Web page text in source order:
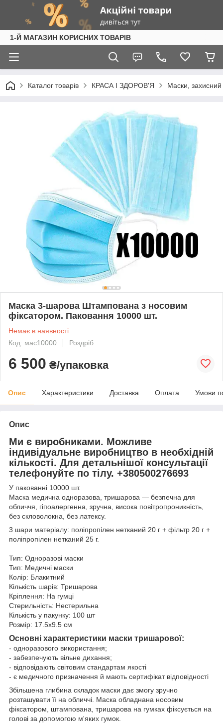
1-Й МАГАЗИН КОРИСНИХ ТОВАРІВ
Каталог товарів КРАСА І ЗДОРОВ'Я Маски, захисний
Маска 3-шарова Штампована з носовим
фіксатором. Паковання 10000 шт.
Немає в наявності
Код: мас10000
Роздріб
6 500 ₴/упаковка
Опис Характеристики Доставка Оплата Умови
Опис
Ми є виробниками. Можливе
індивідуальне виробництво в необхідній
кількості. Для детальнішої консультації
телефонуйте по тілу. +380500276693
У пакованні 10000 шт.
Маска медична одноразова, тришарова — безпечна для
обличчя, гіпоалергенна, зручна, висока повітропроникність,
без скловолокна, без латексу.
3 шари матеріалу: поліпропілен нетканий 20 г + фільтр 20 г +
поліпропілен нетканий 25 г.
Тип: Одноразові маски
Тип: Медичні маски
Колір: Блакитний
Кількість шарів: Тришарова
Кріплення: На гумці
Стерильність: Нестерильна
Кількість у пакунку: 100 шт
Розмір: 17.5x9.5 см
Основні характеристики маски тришарової:
- одноразового використання;
- забезпечують вільне дихання;
- відповідають світовим стандартам якості
- є медичного призначення й мають сертифікат відповідності
Збільшена глибина складок маски дає змогу зручно
розташувати її на обличчі. Маска обладнана носовим
фіксатором, штампована, тришарова на гумках фіксується на
голові за допомогою м'яких гумок.